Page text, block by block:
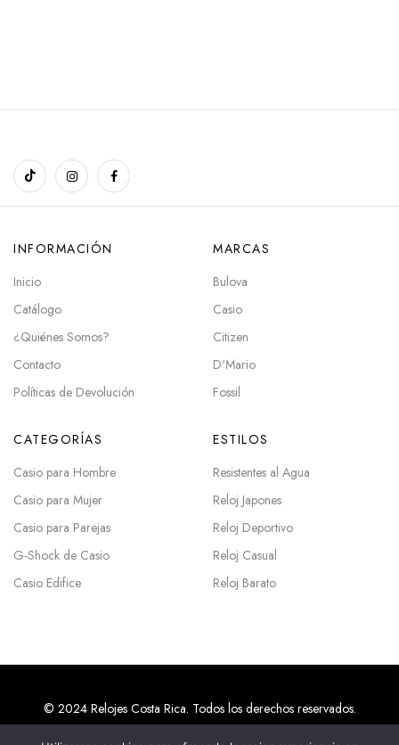
INFORMACIÓN
Inicio
Catálogo
¿Quiénes Somos?
Contacto
Políticas de Devolución
MARCAS
Bulova
Casio
Citizen
D'Mario
Fossil
CATEGORÍAS
Casio para Hombre
Casio para Mujer
Casio para Parejas
G-Shock de Casio
Casio Edifice
ESTILOS
Resistentes al Agua
Reloj Japones
Reloj Deportivo
Reloj Casual
Reloj Barato
© 2024 Relojes Costa Rica. Todos los derechos reservados.